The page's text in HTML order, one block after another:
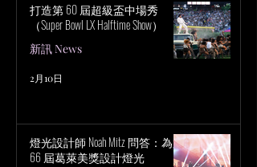
打造第 60 屆超級盃中場秀
（Super Bowl LX Halftime Show）
新訊 News
2月10日
燈光設計師 Noah Mitz 問答：為第
66 屆葛萊美獎設計燈光